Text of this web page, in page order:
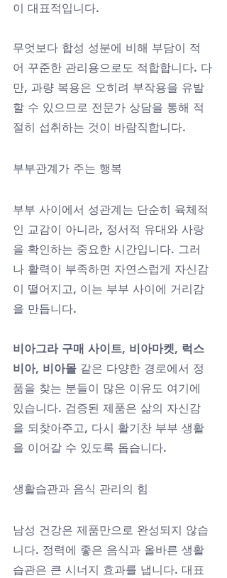
이 대표적입니다.
무엇보다 합성 성분에 비해 부담이 적
어 꾸준한 관리용으로도 적합합니다. 다
만, 과량 복용은 오히려 부작용을 유발
할 수 있으므로 전문가 상담을 통해 적
절히 섭취하는 것이 바람직합니다.
부부관계가 주는 행복
부부 사이에서 성관계는 단순히 육체적
인 교감이 아니라, 정서적 유대와 사랑
을 확인하는 중요한 시간입니다. 그러
나 활력이 부족하면 자연스럽게 자신감
이 떨어지고, 이는 부부 사이에 거리감
을 만듭니다.
비아그라 구매 사이트, 비아마켓, 럭스
비아, 비아몰 같은 다양한 경로에서 정
품을 찾는 분들이 많은 이유도 여기에
있습니다. 검증된 제품은 삶의 자신감
을 되찾아주고, 다시 활기찬 부부 생활
을 이어갈 수 있도록 돕습니다.
생활습관과 음식 관리의 힘
남성 건강은 제품만으로 완성되지 않습
니다. 정력에 좋은 음식과 올바른 생활
습관은 큰 시너지 효과를 냅니다. 대표